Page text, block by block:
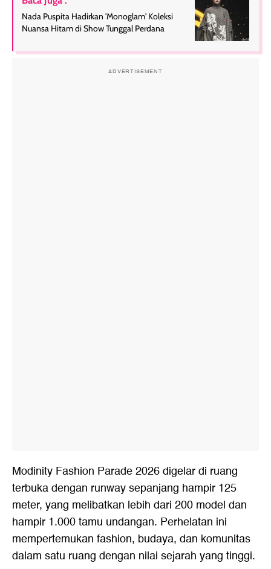
Nada Puspita Hadirkan 'Monoglam' Koleksi
Nuansa Hitam di Show Tunggal Perdana
ADVERTISEMENT
Modinity Fashion Parade 2026 digelar di ruang
terbuka dengan runway sepanjang hampir 125
meter, yang melibatkan lebih dari 200 model dan
hampir 1.000 tamu undangan. Perhelatan ini
mempertemukan fashion, budaya, dan komunitas
dalam satu ruang dengan nilai sejarah yang tinggi.